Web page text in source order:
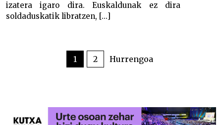
izatera igaro dira. Euskaldunak ez dira
soldaduskatik libratzen, [...]
PAGINATION 1 2 Hurrengoa